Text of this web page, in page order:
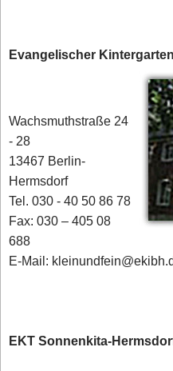
Evangelischer
Wachsmuthstraße 24
- 28
13467 Berlin-
Hermsdorf
Tel. 030 - 40 50 86 78
Fax: 030 – 405 08
688
E-Mail:
EKT Sonnenkita-